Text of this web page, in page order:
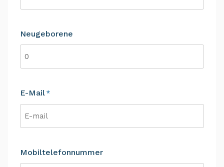
Neugeborene
E-Mail *
Mobiltelefonnummer